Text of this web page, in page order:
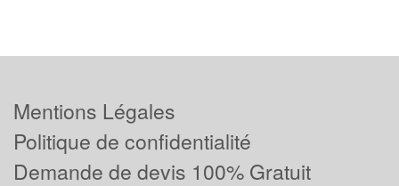
Mentions Légales
Politique de confidentialité
Demande de devis 100% Gratuit